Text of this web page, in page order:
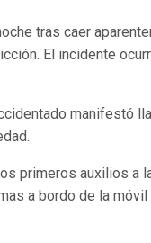
tras caer
El incidente
manifestó
primeros auxilios a
a bordo de la móvil